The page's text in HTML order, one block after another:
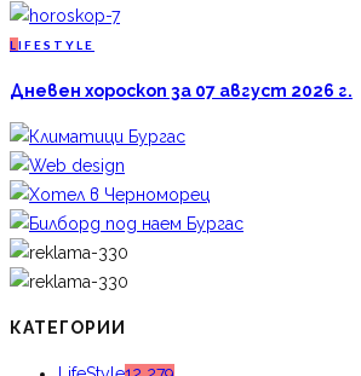
L IFESTYLE
Дневен хороскоп за 07 август 2026 г.
КАТЕГОРИИ